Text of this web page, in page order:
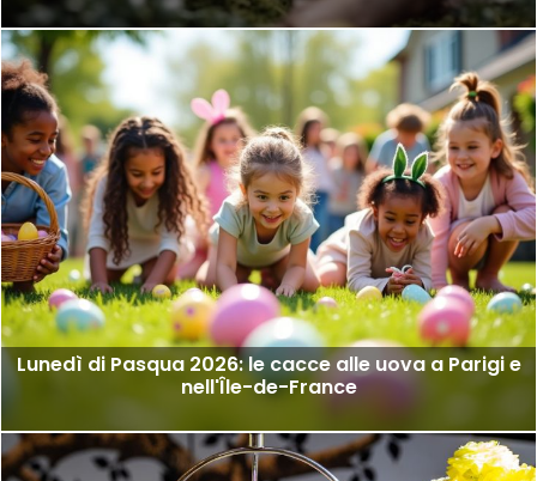
Lunedì di Pasqua 2026: le cacce alle uova a Parigi e
nell'Île-de-France